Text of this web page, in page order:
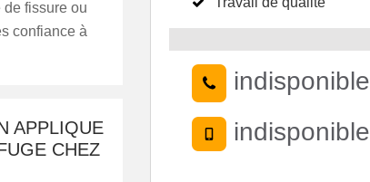
fissure ou
confiance à
APPLIQUE
CHEZ
indisponible
indisponible